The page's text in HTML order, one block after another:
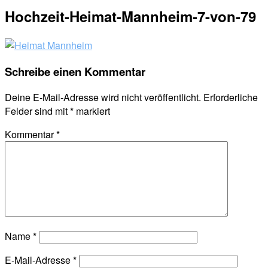
Hochzeit-Heimat-Mannheim-7-von-79
Schreibe einen Kommentar
Deine E-Mail-Adresse wird nicht veröffentlicht. Erforderliche
Felder sind mit* markiert
Kommentar*
Name*
E-Mail-Adresse*